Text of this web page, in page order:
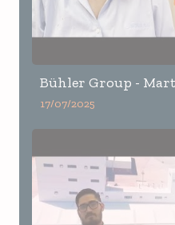
Bühler Group -
17/07/2025